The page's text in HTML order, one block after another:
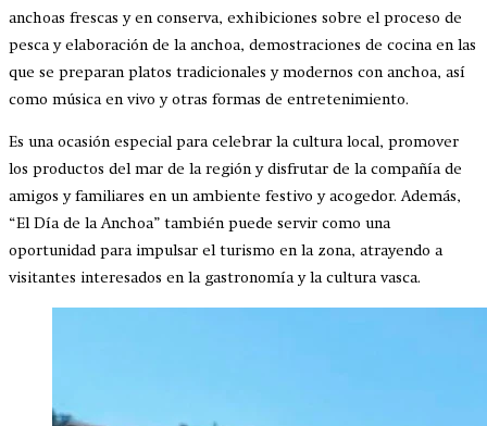
anchoas frescas y en conserva, exhibiciones sobre el proceso de
pesca y elaboración de la anchoa, demostraciones de cocina en las
que se preparan platos tradicionales y modernos con anchoa, así
como música en vivo y otras formas de entretenimiento.
Es una ocasión especial para celebrar la cultura local, promover
los productos del mar de la región y disfrutar de la compañía de
amigos y familiares en un ambiente festivo y acogedor. Además,
“El Día de la Anchoa” también puede servir como una
oportunidad para impulsar el turismo en la zona, atrayendo a
visitantes interesados en la gastronomía y la cultura vasca.